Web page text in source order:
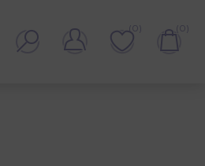
(0) (0)